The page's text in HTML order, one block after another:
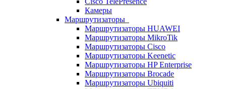
Камеры
Маршрутизаторы
Маршрутизаторы HUAWEI
Маршрутизаторы MikroTik
Маршрутизаторы Cisco
Маршрутизаторы Keenetic
Маршрутизаторы HP Enterprise
Маршрутизаторы Brocade
Маршрутизаторы Ubiquiti